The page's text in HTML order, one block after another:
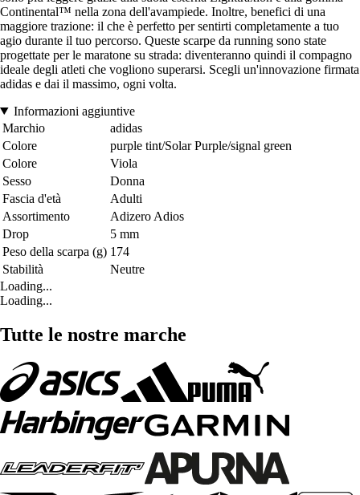
Continental™ nella zona dell'avampiede. Inoltre, benefici di una
maggiore trazione: il che è perfetto per sentirti completamente a tuo
agio durante il tuo percorso. Queste scarpe da running sono state
progettate per le maratone su strada: diventeranno quindi il compagno
ideale degli atleti che vogliono superarsi. Scegli un'innovazione firmata
adidas e dai il massimo, ogni volta.
Informazioni aggiuntive
Marchio
adidas
Colore
purple tint/Solar Purple/signal green
Colore
Viola
Sesso
Donna
Fascia d'età
Adulti
Assortimento
Adizero Adios
Drop
5 mm
Peso della scarpa (g) 174
Stabilità
Neutre
Loading...
Loading...
Tutte le nostre marche